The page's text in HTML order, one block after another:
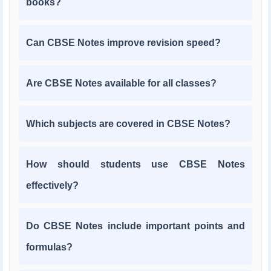
books?
Can CBSE Notes improve revision speed?
Are CBSE Notes available for all classes?
Which subjects are covered in CBSE Notes?
How should students use CBSE Notes
effectively?
Do CBSE Notes include important points and
formulas?